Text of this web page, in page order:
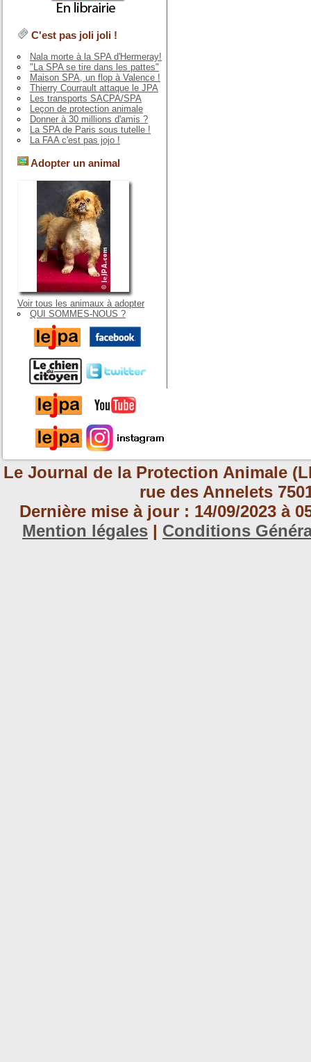
C'est pas joli joli !
Nala morte à la SPA d'Hermeray!
"La SPA se tire dans les pattes"
Maison SPA, un flop à Valence !
Thierry Courrault attaque le JPA
Les transports SACPA/SPA
Leçon de protection animale
Donner à 30 millions d'amis ?
La SPA de Paris sous tutelle !
La FAA c'est pas jojo !
Adopter un animal
Voir tous les animaux à adopter
QUI SOMMES-NOUS ?
Le Journal de la Protection Animale
rue des Annelets
Dernière mise à jour : 14/09/2023 à
Mention légales | Conditions